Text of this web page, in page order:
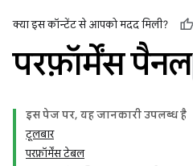
क्या इस कॉन्टेंट से आपको मदद मिली?
परफ़ॉर्मेंस पैनल
इस पेज पर, यह जानकारी उपलब्ध है
टूलबार
परफ़ॉर्मेंस टेबल